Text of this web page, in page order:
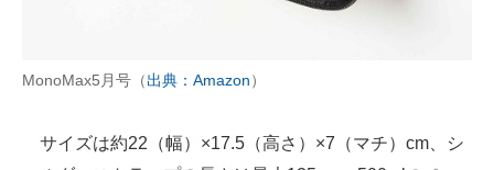
MonoMax5月号（出典：Amazon）
サイズは約22（幅）×17.5（高さ）×7（マチ）cm、シ